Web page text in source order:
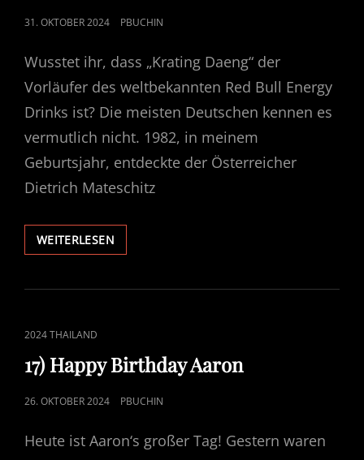
POSTED
31. OKTOBER 2024 PBUCHIN
Wusstet ihr, dass „Krating Daeng“ der
Vorläufer des weltbekannten Red Bull Energy
Drinks ist? Die meisten Deutschen kennen es
vermutlich nicht. 1982, in meinem
Geburtsjahr, entdeckte der Österreicher
Dietrich Mateschitz
WEITERLESEN18)
MONSOON
CAT
LINKS
2024 THAILAND
17) Happy Birthday Aaron
POSTED
26. OKTOBER 2024 PBUCHIN
Heute ist Aaron‘s großer Tag! Gestern waren